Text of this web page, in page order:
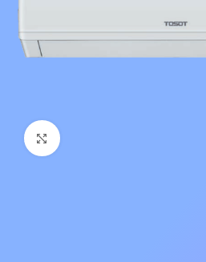
Нажмите, чтобы